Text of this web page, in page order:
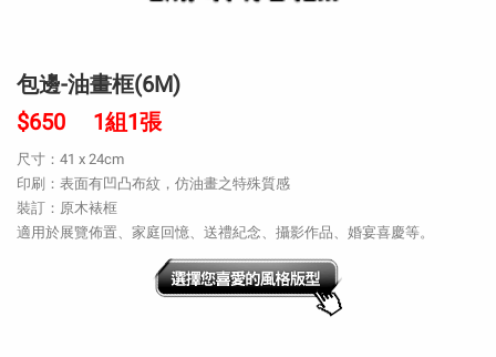
包邊-油畫框(6M)
$650 1組1張
尺寸：41 x 24cm
印刷：表面有凹凸布紋，仿油畫之特殊質感
裝訂：原木裱框
適用於展覽佈置、家庭回憶、送禮紀念、攝影作品、婚宴喜慶等。